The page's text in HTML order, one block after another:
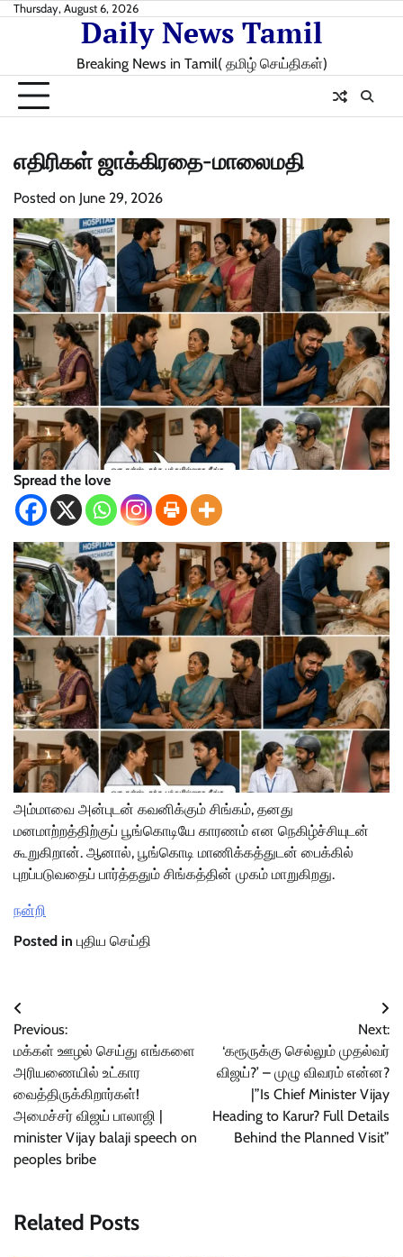
SkipThursday, August 6, 2026
Daily News Tamil
Breaking News in Tamil( தமிழ் செய்திகள்)
எதிரிகள் ஜாக்கிரதை-மாலைமதி
Posted on June 29, 2026
Spread the love
அம்மாவை அன்புடன் கவனிக்கும் சிங்கம், தனது
மனமாற்றத்திற்குப் பூங்கொடியே காரணம் என நெகிழ்ச்சியுடன்
கூறுகிறான். ஆனால், பூங்கொடி மாணிக்கத்துடன் பைக்கில்
புறப்படுவதைப் பார்த்ததும் சிங்கத்தின் முகம் மாறுகிறது.
நன்றி
Posted in புதிய செய்தி
Post
navigation
Previous:
மக்கள் ஊழல் செய்து எங்களை
அரியணையில் உட்கார
வைத்திருக்கிறார்கள்!
அமைச்சர் விஜய் பாலாஜி |
minister Vijay balaji speech on
peoples bribe
Next:
‘கரூருக்கு செல்லும் முதல்வர்
விஜய்?’ – முழு விவரம் என்ன?
|”Is Chief Minister Vijay
Heading to Karur? Full Details
Behind the Planned Visit”
Related Posts